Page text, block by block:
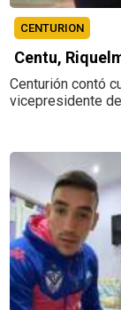
CENTURION
Centu,
Centurión contó
vicepresidente